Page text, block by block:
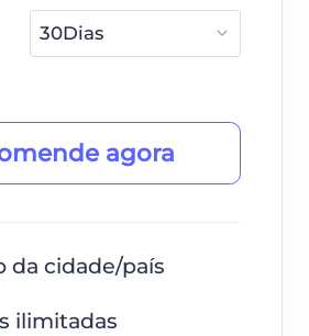
agora
da cidade/país
ilimitadas